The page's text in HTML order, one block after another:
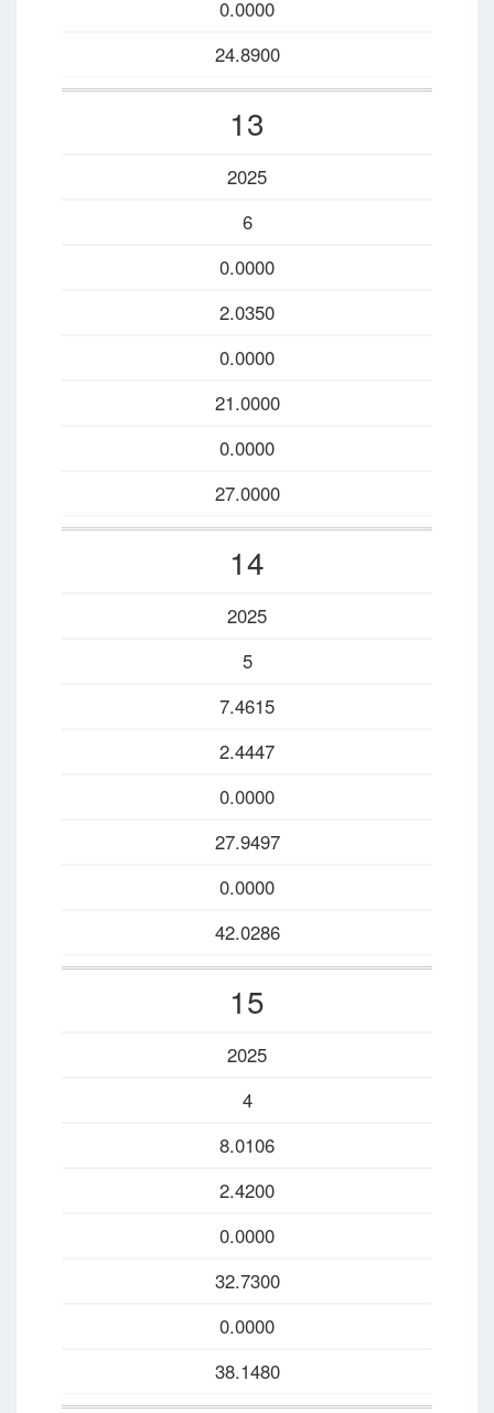
0.0000
24.8900
13
2025
6
0.0000
2.0350
0.0000
21.0000
0.0000
27.0000
14
2025
5
7.4615
2.4447
0.0000
27.9497
0.0000
42.0286
15
2025
4
8.0106
2.4200
0.0000
32.7300
0.0000
38.1480